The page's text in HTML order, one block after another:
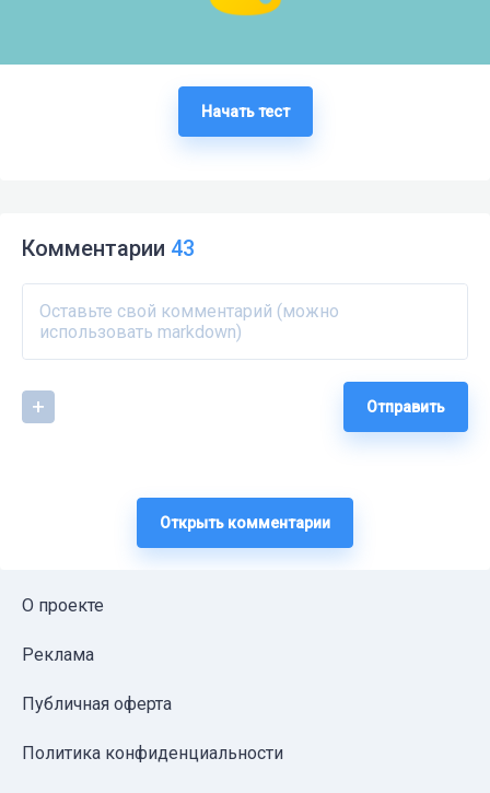
Начать тест
Комментарии 43
Отправить
Открыть комментарии
О проекте
Реклама
Публичная оферта
Политика конфиденциальности